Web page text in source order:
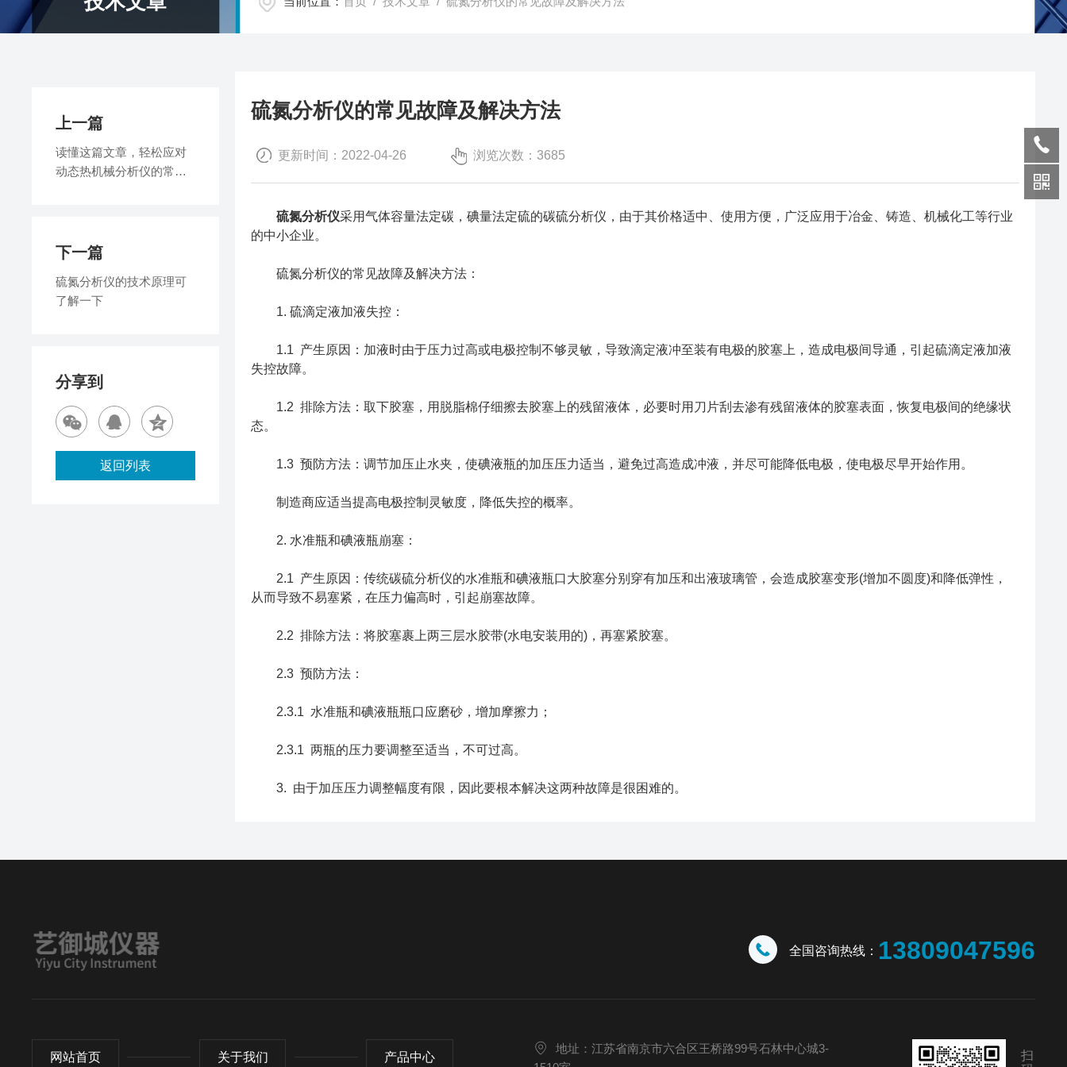
硫氮分析仪的常见故障及解决方法
更新时间：2022-04-26 浏览次数：3685
硫氮分析仪采用气体容量法定碳，碘量法定硫的碳硫分析仪，由于其价格适中、使用方便，广泛应用于冶金、铸造、机械化工等行业
的中小企业。
硫氮分析仪的常见故障及解决方法：
1. 硫滴定液加液失控：
1.1 产生原因：加液时由于压力过高或电极控制不够灵敏，导致滴定液冲至装有电极的胶塞上，造成电极间导通，引起硫滴定液加液
失控故障。
1.2 排除方法：取下胶塞，用脱脂棉仔细擦去胶塞上的残留液体，必要时用刀片刮去渗有残留液体的胶塞表面，恢复电极间的绝缘状
态。
1.3 预防方法：调节加压止水夹，使碘液瓶的加压压力适当，避免过高造成冲液，并尽可能降低电极，使电极尽早开始作用。
制造商应适当提高电极控制灵敏度，降低失控的概率。
2. 水准瓶和碘液瓶崩塞：
2.1 产生原因：传统碳硫分析仪的水准瓶和碘液瓶口大胶塞分别穿有加压和出液玻璃管，会造成胶塞变形(增加不圆度)和降低弹性，
从而导致不易塞紧，在压力偏高时，引起崩塞故障。
2.2 排除方法：将胶塞裹上两三层水胶带(水电安装用的)，再塞紧胶塞。
2.3 预防方法：
2.3.1 水准瓶和碘液瓶瓶口应磨砂，增加摩擦力；
2.3.1 两瓶的压力要调整至适当，不可过高。
3. 由于加压压力调整幅度有限，因此要根本解决这两种故障是很困难的。
上一篇
读懂这篇文章，轻松应对
动态热机械分析仪的常见
下一篇
硫氮分析仪的技术原理可
了解一下
分享到
返回列表
全国咨询热线： 13809047596
网站首页 关于我们 产品中心
地址：江苏省南京市六合区王桥路99号石林中心城3-
扫